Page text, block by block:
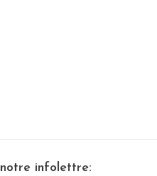
infolettre: